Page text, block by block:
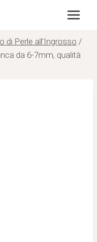
di Perle all'Ingrosso /
da 6-7mm, qualità